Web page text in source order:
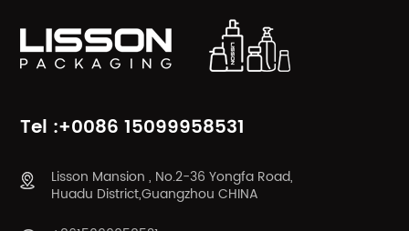
Tel :+0086 15099958531
Lisson Mansion , No.2-36 Yongfa Road,
Huadu District,Guangzhou CHINA